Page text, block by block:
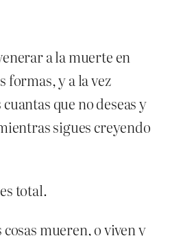
a la muerte en
formas, y a la vez
que no deseas y
sigues creyendo
total.
cosas mueren, o viven y